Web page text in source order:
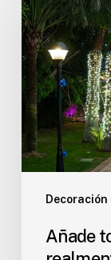
Decoración
de
luz
para
una
boda
realmente
mágica
Añade